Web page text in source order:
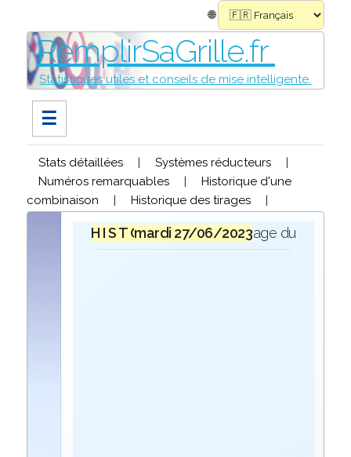
🌐
RemplirSaGrille.fr
Statistiques utiles et conseils de mise intelligente.
☰
Stats détaillées | Systèmes réducteurs
|
Numéros remarquables
|
Historique d'une
combinaison
| Historique des tirages |
H I S T O R I Q U Elors du tirage du
mardi 27/06/2023